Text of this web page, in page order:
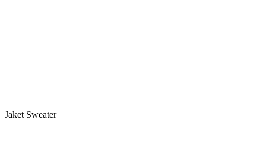
Jaket Sweater